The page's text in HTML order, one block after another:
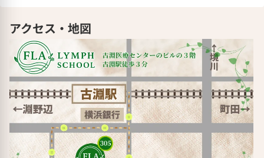
アクセス・地図